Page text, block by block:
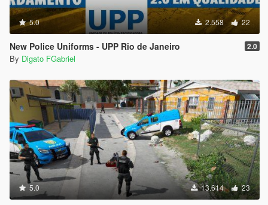
5.0 2.558 22
New Police Uniforms - UPP Rio de Janeiro 2.0
By Digato FGabriel
5.0 13.614 23